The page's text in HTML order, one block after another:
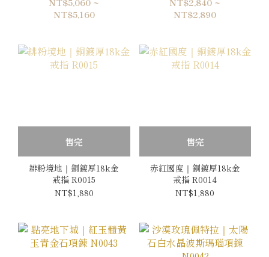
NT$5,160
NT$2,890
售完
緋粉境地｜銅鍍厚18k金
戒指 R0015
NT$1,880
售完
赤紅國度｜銅鍍厚18k金
戒指 R0014
NT$1,880